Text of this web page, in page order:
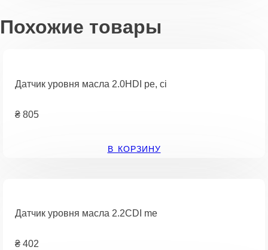
Похожие товары
Датчик уровня масла 2.0HDI pe, ci
₴ 805
В КОРЗИНУ
Датчик уровня масла 2.2CDI me
₴ 402